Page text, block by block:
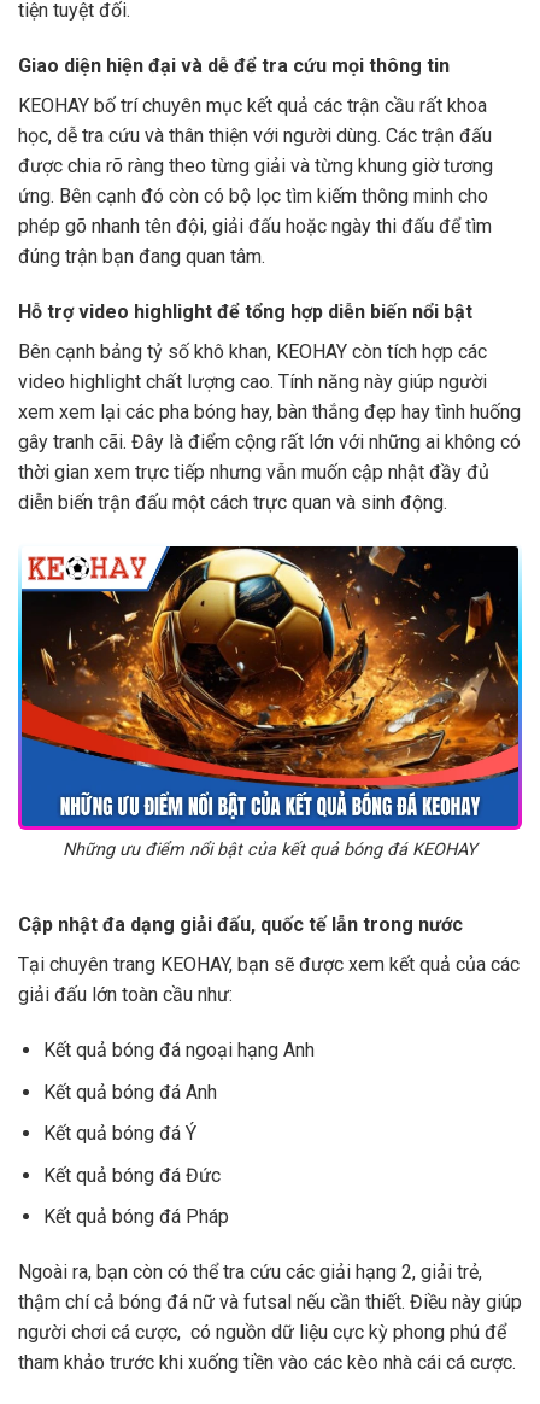
tiện tuyệt đối.
Giao diện hiện đại và dễ để tra cứu mọi thông tin
KEOHAY bố trí chuyên mục kết quả các trận cầu rất khoa
học, dễ tra cứu và thân thiện với người dùng. Các trận đấu
được chia rõ ràng theo từng giải và từng khung giờ tương
ứng. Bên cạnh đó còn có bộ lọc tìm kiếm thông minh cho
phép gõ nhanh tên đội, giải đấu hoặc ngày thi đấu để tìm
đúng trận bạn đang quan tâm.
Hỗ trợ video highlight để tổng hợp diễn biến nổi bật
Bên cạnh bảng tỷ số khô khan, KEOHAY còn tích hợp các
video highlight chất lượng cao. Tính năng này giúp người
xem xem lại các pha bóng hay, bàn thắng đẹp hay tình huống
gây tranh cãi. Đây là điểm cộng rất lớn với những ai không có
thời gian xem trực tiếp nhưng vẫn muốn cập nhật đầy đủ
diễn biến trận đấu một cách trực quan và sinh động.
Những ưu điểm nổi bật của kết quả bóng đá KEOHAY
Cập nhật đa dạng giải đấu, quốc tế lẫn trong nước
Tại chuyên trang KEOHAY, bạn sẽ được xem kết quả của các
giải đấu lớn toàn cầu như:
Kết quả bóng đá ngoại hạng Anh
Kết quả bóng đá Anh
Kết quả bóng đá Ý
Kết quả bóng đá Đức
Kết quả bóng đá Pháp
Ngoài ra, bạn còn có thể tra cứu các giải hạng 2, giải trẻ,
thậm chí cả bóng đá nữ và futsal nếu cần thiết. Điều này giúp
người chơi cá cược, có nguồn dữ liệu cực kỳ phong phú để
tham khảo trước khi xuống tiền vào các kèo nhà cái cá cược.